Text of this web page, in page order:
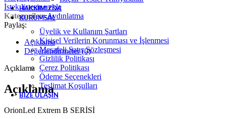
HAKKIMIZDA
KURUMSAL
Üyelik ve Kullanım Şartları
Kişisel Verilerin Korunması ve İşlenmesi
Mesafeli Satış Sözleşmesi
Gizlilik Politikası
Çerez Politikası
Ödeme Seçenekleri
Teslimat Koşulları
BIZE ULAŞIN
İstek listesine ekle
Kategoriler:Aydınlatma
Paylaş:
Açıklama
Değerlendirmeler (0)
Açıklama
Açıklama
OrionLed Extrem B SERİSİ